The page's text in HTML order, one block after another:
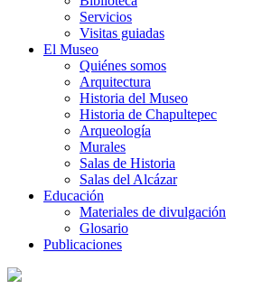
Servicios
Visitas guiadas
El Museo
Quiénes somos
Arquitectura
Historia del Museo
Historia de Chapultepec
Arqueología
Murales
Salas de Historia
Salas del Alcázar
Educación
Materiales de divulgación
Glosario
Publicaciones